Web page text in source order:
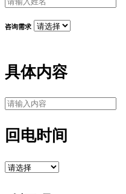
咨询需求
具体内容
回电时间